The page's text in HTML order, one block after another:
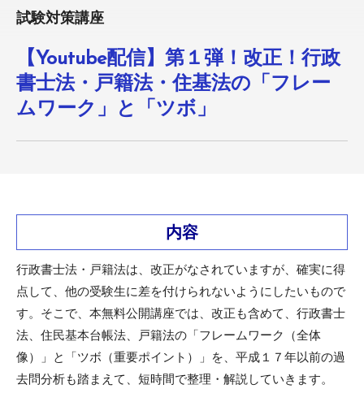
試験対策講座
【Youtube配信】第１弾！改正！行政
書士法・戸籍法・住基法の「フレー
ムワーク」と「ツボ」
内容
行政書士法・戸籍法は、改正がなされていますが、確実に得
点して、他の受験生に差を付けられないようにしたいもので
す。そこで、本無料公開講座では、改正も含めて、行政書士
法、住民基本台帳法、戸籍法の「フレームワーク（全体
像）」と「ツボ（重要ポイント）」を、平成１７年以前の過
去問分析も踏まえて、短時間で整理・解説していきます。